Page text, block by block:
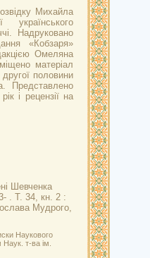
Михайла
українського
Надруковано
«Кобзаря»
Омеляна
матеріал
другої половини
Представлено
і рецензії на
Шевченка
. Т. 34, кн. 2 :
Мудрого,
Наукового
т-ва ім.